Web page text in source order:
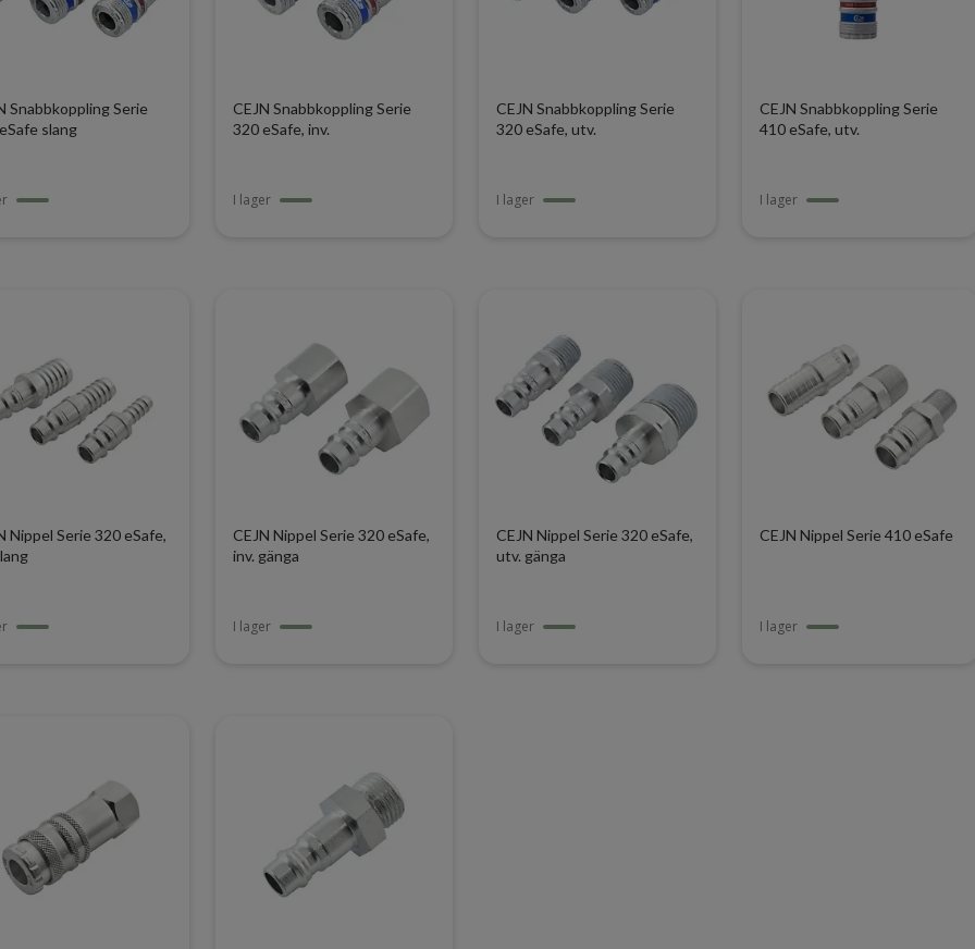
Snabbkoppling Serie
slang
CEJN Snabbkoppling Serie
320 eSafe, inv.
I lager
CEJN Snabbkoppling Serie
320 eSafe, utv.
I lager
CEJN Snabbkoppling Serie
410 eSafe, utv.
I lager
Nippel Serie 320 eSafe,
CEJN Nippel Serie 320 eSafe,
inv. gänga
I lager
CEJN Nippel Serie 320 eSafe,
utv. gänga
I lager
CEJN Nippel Serie 410 eSafe
I lager